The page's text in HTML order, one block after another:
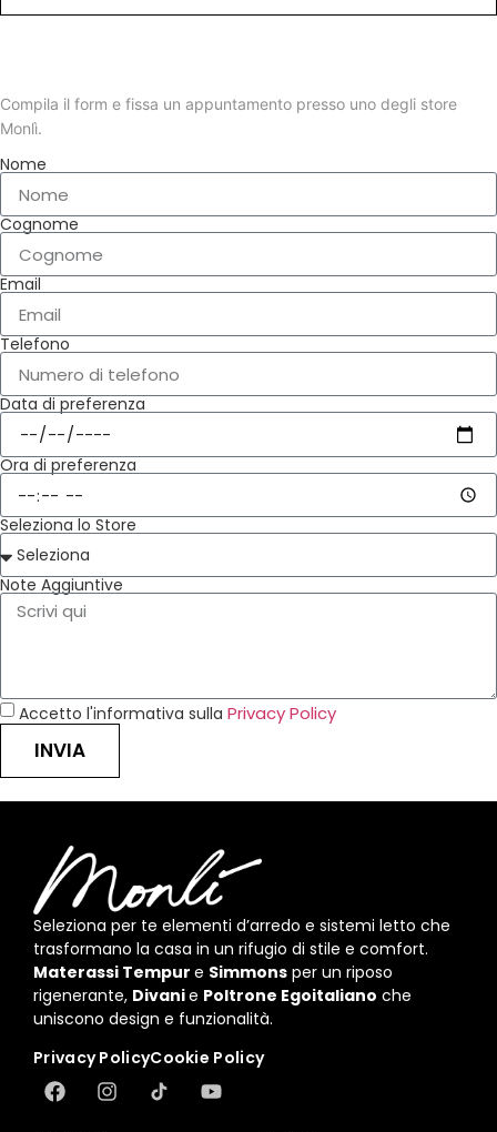
Compila il form e fissa un appuntamento presso uno degli store
Monlì.
Nome
Cognome
Email
Telefono
Data di preferenza
Ora di preferenza
Seleziona lo Store
Note Aggiuntive
Accetto l'informativa sulla Privacy Policy
INVIA
Seleziona per te elementi d’arredo e sistemi letto che
trasformano la casa in un rifugio di stile e comfort.
Materassi Tempur e Simmons per un riposo
rigenerante, Divanie Poltrone Egoitaliano che
uniscono design e funzionalità.
Privacy PolicyCookie Policy